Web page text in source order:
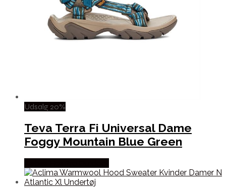
Udsalg 20%
Teva Terra Fi Universal Dame
Foggy Mountain Blue Green